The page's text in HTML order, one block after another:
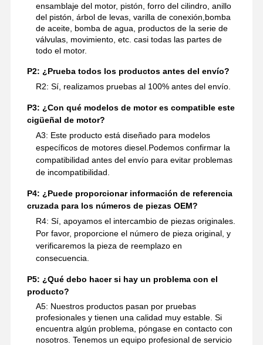
ensamblaje del motor, pistón, forro del cilindro, anillo
del pistón, árbol de levas, varilla de conexión,bomba
de aceite, bomba de agua, productos de la serie de
válvulas, movimiento, etc. casi todas las partes de
todo el motor.
P2: ¿Prueba todos los productos antes del envío?
R2: Sí, realizamos pruebas al 100% antes del envío.
P3: ¿Con qué modelos de motor es compatible este
cigüeñal de motor?
A3: Este producto está diseñado para modelos
específicos de motores diesel.Podemos confirmar la
compatibilidad antes del envío para evitar problemas
de incompatibilidad.
P4: ¿Puede proporcionar información de referencia
cruzada para los números de piezas OEM?
R4: Sí, apoyamos el intercambio de piezas originales.
Por favor, proporcione el número de pieza original, y
verificaremos la pieza de reemplazo en
consecuencia.
P5: ¿Qué debo hacer si hay un problema con el
producto?
A5: Nuestros productos pasan por pruebas
profesionales y tienen una calidad muy estable. Si
encuentra algún problema, póngase en contacto con
nosotros. Tenemos un equipo profesional de servicio